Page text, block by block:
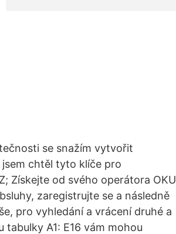
se snažím vytvořit
chtěl tyto klíče pro
Získejte od svého operátora OKU
zaregistrujte se a následně
pro vyhledání a vrácení druhé a
A1: E16 vám mohou